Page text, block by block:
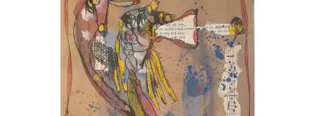
News
Kontakt